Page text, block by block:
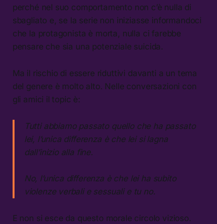
perché nel suo comportamento non c’è nulla di
sbagliato e, se la serie non iniziasse informandoci
che la protagonista è morta, nulla ci farebbe
pensare che sia una potenziale suicida.
Ma il rischio di essere riduttivi davanti a un tema
del genere è molto alto. Nelle conversazioni con
gli amici il topic è:
Tutti abbiamo passato quello che ha passato
lei, l’unica differenza è che lei si lagna
dall’inizio alla fine.
No, l’unica differenza è che lei ha subito
violenze verbali e sessuali e tu no.
E non si esce da questo morale circolo vizioso.